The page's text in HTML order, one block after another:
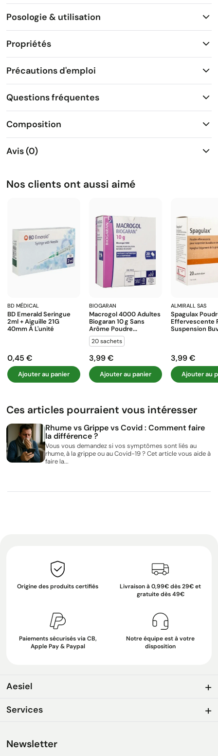
Posologie & utilisation
Propriétés
Précautions d'emploi
Questions fréquentes
Composition
Avis (0)
Nos clients ont aussi aimé
BD MÉDICAL
BD Emerald Seringue
2ml + Aiguille 21G
40mm À L'unité
Prix
0,45 €
Ajouter au panier
BIOGARAN
Macrogol 4000 Adultes
Biogaran 10 G Sans
Arôme Poudre...
20 sachets
Prix
3,99 €
Ajouter au panier
ALMIRALL SAS
Spagulax
Effervescente
Suspension
Prix
3,99 €
Ajouter au
Ces articles pourraient vous intéresser
Rhume vs Grippe vs Covid : Comment faire
la différence ?
Vous vous demandez si vos symptômes sont liés au
rhume, à la grippe ou au Covid-19 ? Cet article vous aide à
faire la...
Origine des produits certifiés
Livraison à 0,99€ dès 29€ et
gratuite dès 49€
Paiements sécurisés via CB,
Apple Pay & Paypal
Notre équipe est à votre
disposition
Aesiel
Services
Newsletter